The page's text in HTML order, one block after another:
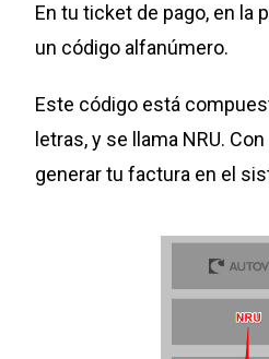
En tu ticket de pago, en la
un código alfanúmero.
Este código está
letras, y se llama NRU.
generar tu factura en el